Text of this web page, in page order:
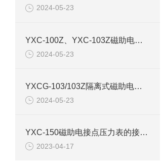
2024-05-23
YXC-100Z、YXC-103Z磁助电接点压力表产品介绍
2024-05-23
YXCG-103/103Z隔离式磁助电接点压力表产品介绍
2024-05-23
YXC-150磁助电接点压力表的接线图和原理结构
2023-04-17